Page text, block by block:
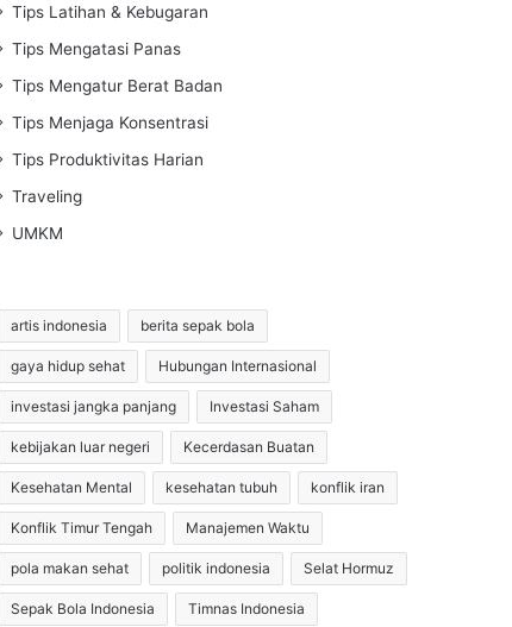
Tips Latihan & Kebugaran
Tips Mengatasi Panas
Tips Mengatur Berat Badan
Tips Menjaga Konsentrasi
Tips Produktivitas Harian
Traveling
UMKM
artis indonesia berita sepak bola
gaya hidup sehat Hubungan Internasional
investasi jangka panjang Investasi Saham
kebijakan luar negeri Kecerdasan Buatan
Kesehatan Mental kesehatan tubuh konflik iran
Konflik Timur Tengah Manajemen Waktu
pola makan sehat politik indonesia Selat Hormuz
Sepak Bola Indonesia Timnas Indonesia